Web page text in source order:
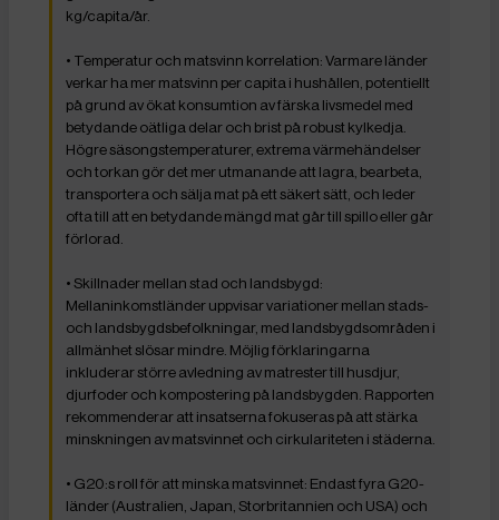
kg/capita/år.
• Temperatur och matsvinn korrelation: Varmare länder
verkar ha mer matsvinn per capita i hushållen, potentiellt
på grund av ökat konsumtion av färska livsmedel med
betydande oätliga delar och brist på robust kylkedja.
Högre säsongstemperaturer, extrema värmehändelser
och torkan gör det mer utmanande att lagra, bearbeta,
transportera och sälja mat på ett säkert sätt, och leder
ofta till att en betydande mängd mat går till spillo eller går
förlorad.
• Skillnader mellan stad och landsbygd:
Mellaninkomstländer uppvisar variationer mellan stads-
och landsbygdsbefolkningar, med landsbygdsområden i
allmänhet slösar mindre. Möjlig förklaringarna
inkluderar större avledning av matrester till husdjur,
djurfoder och kompostering på landsbygden. Rapporten
rekommenderar att insatserna fokuseras på att stärka
minskningen av matsvinnet och cirkulariteten i städerna.
• G20:s roll för att minska matsvinnet: Endast fyra G20-
länder (Australien, Japan, Storbritannien och USA) och